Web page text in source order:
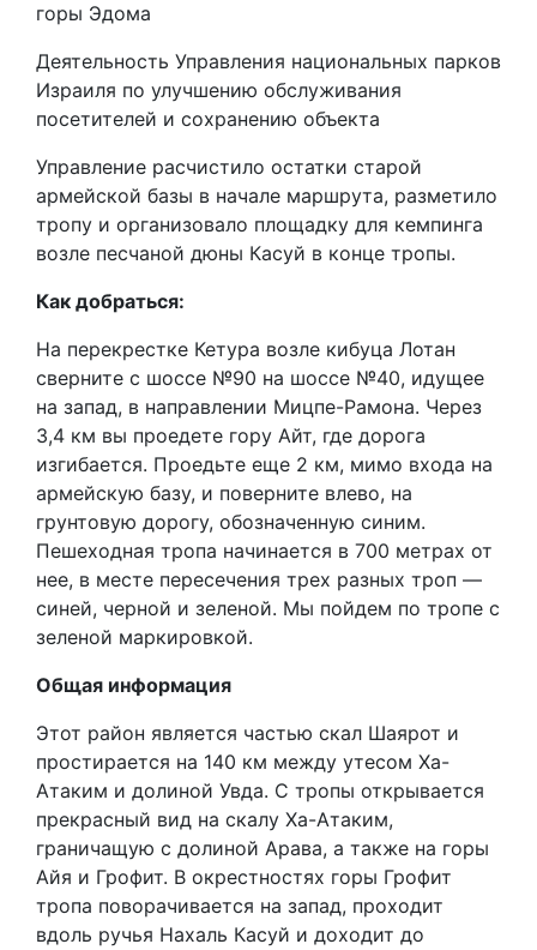
горы Эдома
Деятельность Управления национальных парков
Израиля по улучшению обслуживания
посетителей и сохранению объекта
Управление расчистило остатки старой
армейской базы в начале маршрута, разметило
тропу и организовало площадку для кемпинга
возле песчаной дюны Касуй в конце тропы.
Как добраться:
На перекрестке Кетура возле кибуца Лотан
сверните с шоссе №90 на шоссе №40, идущее
на запад, в направлении Мицпе-Рамона. Через
3,4 км вы проедете гору Айт, где дорога
изгибается. Проедьте еще 2 км, мимо входа на
армейскую базу, и поверните влево, на
грунтовую дорогу, обозначенную синим.
Пешеходная тропа начинается в 700 метрах от
нее, в месте пересечения трех разных троп —
синей, черной и зеленой. Мы пойдем по тропе с
зеленой маркировкой.
Общая информация
Этот район является частью скал Шаярот и
простирается на 140 км между утесом Ха-
Атаким и долиной Увда. С тропы открывается
прекрасный вид на скалу Ха-Атаким,
граничащую с долиной Арава, а также на горы
Айя и Грофит. В окрестностях горы Грофит
тропа поворачивается на запад, проходит
вдоль ручья Нахаль Касуй и доходит до